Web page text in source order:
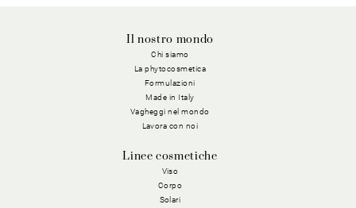
Il nostro mondo
Chi siamo
La phytocosmetica
Formulazioni
Made in Italy
Vagheggi nel mondo
Lavora con noi
Linee cosmetiche
Viso
Corpo
Solari